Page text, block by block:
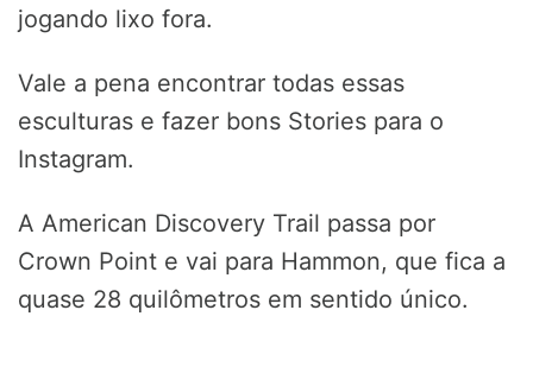
jogando lixo fora.
Vale a pena encontrar todas essas
esculturas e fazer bons Stories para o
Instagram.
A American Discovery Trail passa por
Crown Point e vai para Hammon, que fica a
quase 28 quilômetros em sentido único.